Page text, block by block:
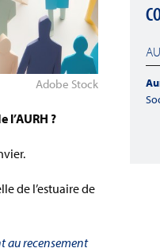
Adobe Stock
l’AURH ?
de l’estuaire de
au recensement